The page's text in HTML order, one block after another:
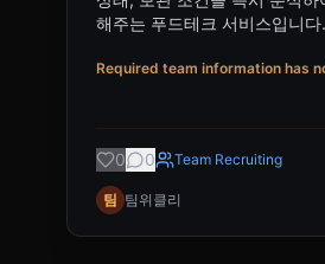
해주는 푸드테크 서비스입니다.
Required team information has
0 0 Team Recruiting
팀 팀위클리